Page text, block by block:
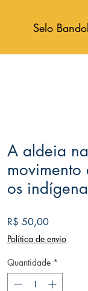
Selo
A aldeia
os
R$ 50,00Preço
Política de envio
Quantidade *